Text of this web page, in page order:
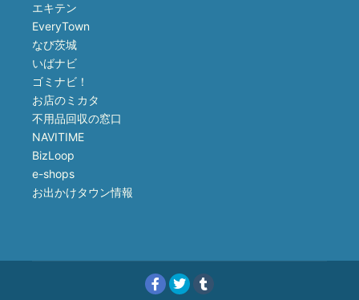
エキテン
EveryTown
なび茨城
いばナビ
ゴミナビ！
お店のミカタ
不用品回収の窓口
NAVITIME
BizLoop
e-shops
お出かけタウン情報